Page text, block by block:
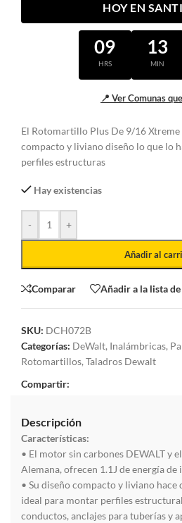
HOY EN
09
HRS
13
MIN
📍 Ver Comunas
El Rotomartillo Plus De 9/16 Xtreme
compacto y liviano diseño lo que lo
perfiles estructuras
Hay existencias
- +
Añadir al
Comparar Añadir a la lista de
SKU: DCH072B
Categorías: DeWalt, Inalámbricas,
Rotomartillos, Taladros Dewalt
Compartir:
Descripción
Características:
• El motor sin carbones DEWALT y
Alemana, ofrecen 1.1J de energía de
• Su diseño compacto y liviano hace
ideal para montar perfiles
conductos, anclajes para tuberías y